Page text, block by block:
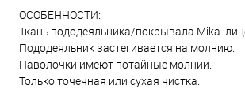
ОСОБЕННОСТИ:
Ткань пододеяльника/покрывала Mika
Пододеяльник застегивается на молнию.
Наволочки имеют потайные молнии.
Только точечная или сухая чистка.